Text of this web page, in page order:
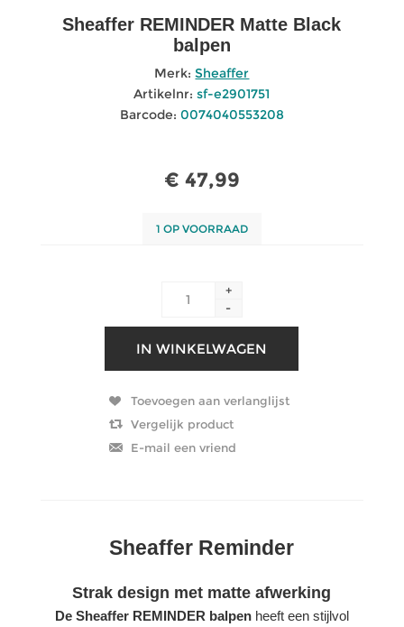
Sheaffer REMINDER Matte Black
balpen
Merk: Sheaffer
Artikelnr: sf-e2901751
Barcode: 0074040553208
€ 47,99
1 OP VOORRAAD
+
-
Sheaffer Reminder
Strak design met matte afwerking
De Sheaffer REMINDER balpenheeft een stijlvol